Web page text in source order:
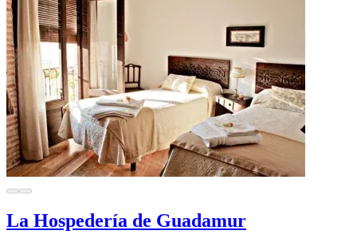
La Hospedería de Guadamur